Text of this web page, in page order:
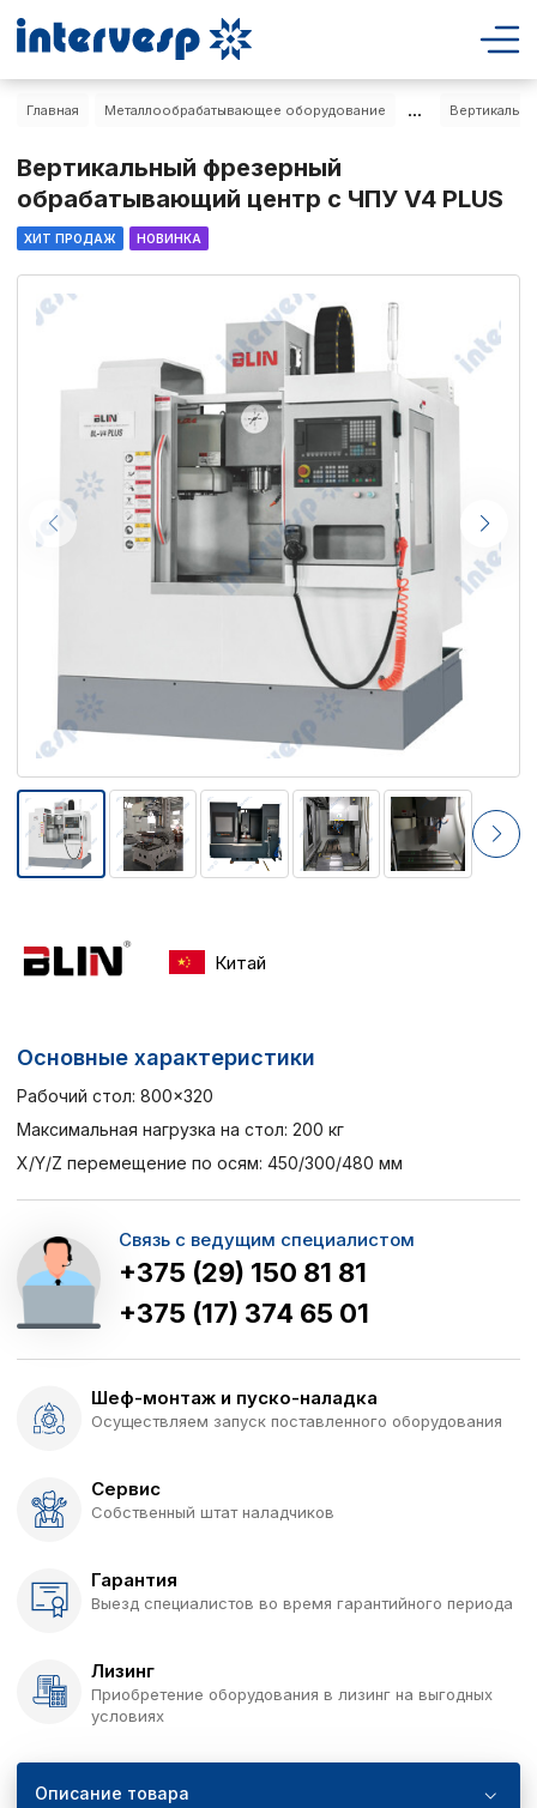
Главная Металлообрабатывающее оборудование ...
Вертикальный фрезерный
обрабатывающий центр с ЧПУ V4 PLUS
ХИТ ПРОДАЖ НОВИНКА
Китай
Основные характеристики
Рабочий стол: 800×320
Максимальная нагрузка на стол: 200 кг
X/Y/Z перемещение по осям: 450/300/480 мм
Связь с ведущим специалистом
+375 (29) 150 81 81
+375 (17) 374 65 01
Шеф-монтаж и пуско-наладка
Осуществляем запуск поставленного оборудования
Сервис
Собственный штат наладчиков
Гарантия
Выезд специалистов во время гарантийного периода
Лизинг
Приобретение оборудования в лизинг на выгодных
условиях
Описание товара